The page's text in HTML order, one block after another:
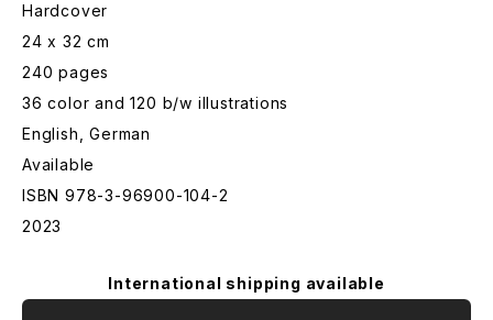
Hardcover
24 x 32 cm
240 pages
36 color and 120 b/w illustrations
English, German
Available
ISBN 978-3-96900-104-2
2023
International shipping available